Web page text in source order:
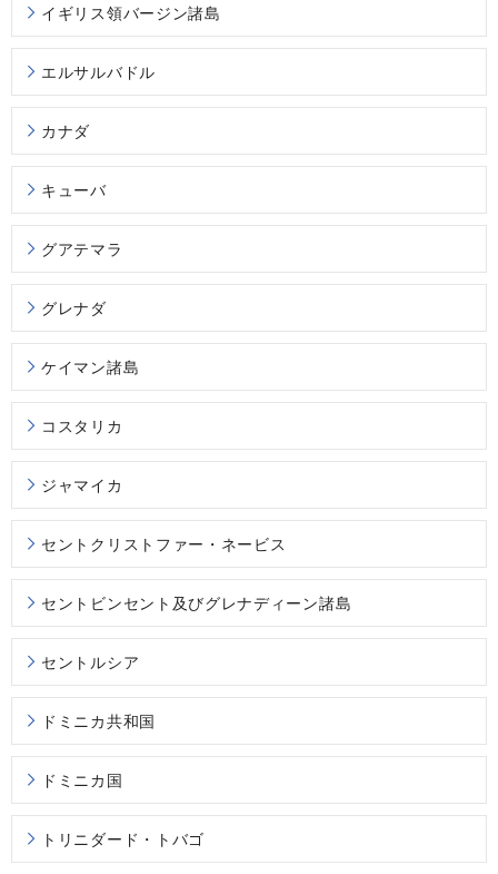
イギリス領バージン諸島
エルサルバドル
カナダ
キューバ
グアテマラ
グレナダ
ケイマン諸島
コスタリカ
ジャマイカ
セントクリストファー・ネービス
セントビンセント及びグレナディーン諸島
セントルシア
ドミニカ共和国
ドミニカ国
トリニダード・トバゴ